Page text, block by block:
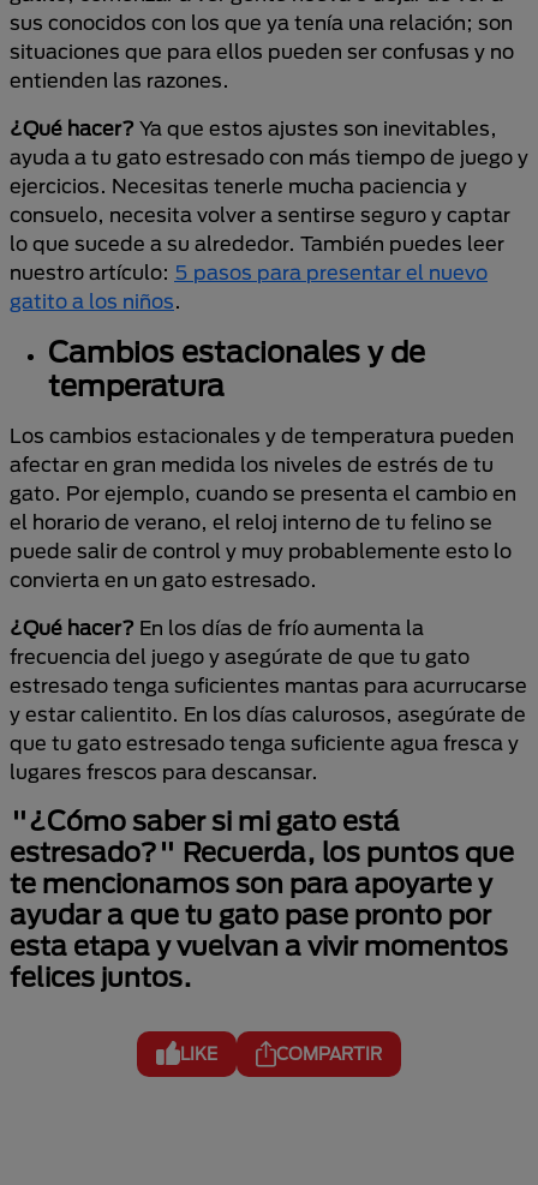
sus conocidos con los que ya tenía una relación; son
situaciones que para ellos pueden ser confusas y no
entienden las razones.
¿Qué hacer? Ya que estos ajustes son inevitables,
ayuda a tu gato estresado con más tiempo de juego y
ejercicios. Necesitas tenerle mucha paciencia y
consuelo, necesita volver a sentirse seguro y captar
lo que sucede a su alrededor. También puedes leer
nuestro artículo: 5 pasos para presentar el nuevo
gatito a los niños.
Cambios estacionales y de
temperatura
Los cambios estacionales y de temperatura pueden
afectar en gran medida los niveles de estrés de tu
gato. Por ejemplo, cuando se presenta el cambio en
el horario de verano, el reloj interno de tu felino se
puede salir de control y muy probablemente esto lo
convierta en un gato estresado.
¿Qué hacer? En los días de frío aumenta la
frecuencia del juego y asegúrate de que tu gato
estresado tenga suficientes mantas para acurrucarse
y estar calientito. En los días calurosos, asegúrate de
que tu gato estresado tenga suficiente agua fresca y
lugares frescos para descansar.
"¿Cómo saber si mi gato está
estresado?" Recuerda, los puntos que
te mencionamos son para apoyarte y
ayudar a que tu gato pase pronto por
esta etapa y vuelvan a vivir momentos
felices juntos.
LIKE COMPARTIR